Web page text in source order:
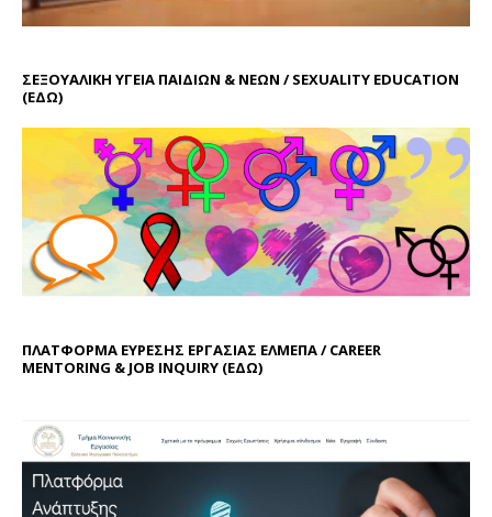
ΣΕΞΟΥΑΛΙΚΗ ΥΓΕΙΑ ΠΑΙΔΙΩΝ & ΝΕΩΝ / SEXUALITY EDUCATION
(ΕΔΩ)
ΠΛΑΤΦΟΡΜΑ ΕΥΡΕΣΗΣ ΕΡΓΑΣΙΑΣ ΕΛΜΕΠΑ / CAREER
MENTORING & JOB INQUIRY (ΕΔΩ)